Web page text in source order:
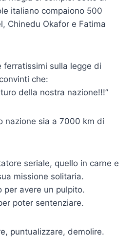
italiano compaiono 500
Chinedu Okafor e Fatima
ferratissimi sulla legge di
che:
della nostra nazione!!!”
nazione sia a 7000 km di
seriale, quello in carne e
missione solitaria.
per avere un pulpito.
poter sentenziare.
puntualizzare, demolire.